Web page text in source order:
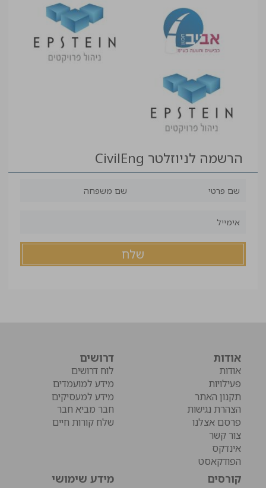
הרשמה לניוזלטר CivilEng
אודות
אודות
פעילויות
תקנון האתר
הצהרת נגישות
פרסם אצלנו
צור קשר
אינדקס
הפודקאסט
דרושים
לוח דרושים
מידע למועמדים
מידע למעסיקים
חבר מביא חבר
שלח קורות חיים
קורסים מידע שימושי